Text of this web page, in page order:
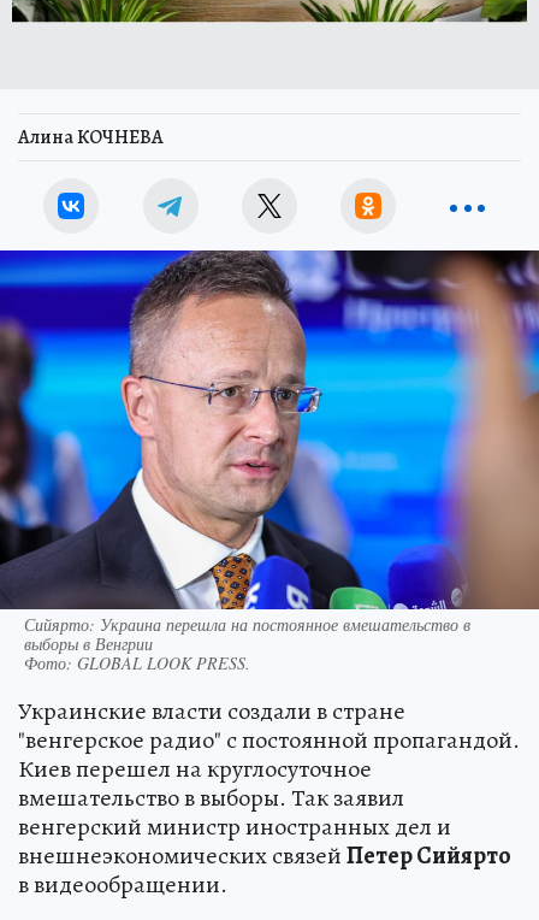
Алина КОЧНЕВА
Сийярто: Украина перешла на постоянное вмешательство в
выборы в Венгрии
Фото: GLOBAL LOOK PRESS.
Украинские власти создали в стране
"венгерское радио" с постоянной пропагандой.
Киев перешел на круглосуточное
вмешательство в выборы. Так заявил
венгерский министр иностранных дел и
внешнеэкономических связейПетер Сийярто
в видеообращении.